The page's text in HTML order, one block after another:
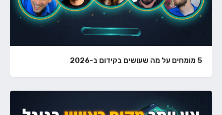
5 מומחים על מה שעושים בקידום ב-2026